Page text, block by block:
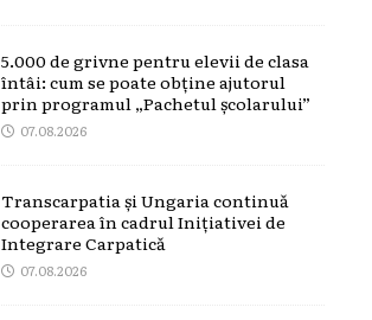
5.000 de grivne pentru elevii de clasa
întâi: cum se poate obține ajutorul
prin programul „Pachetul școlarului”
07.08.2026
Transcarpatia și Ungaria continuă
cooperarea în cadrul Inițiativei de
Integrare Carpatică
07.08.2026